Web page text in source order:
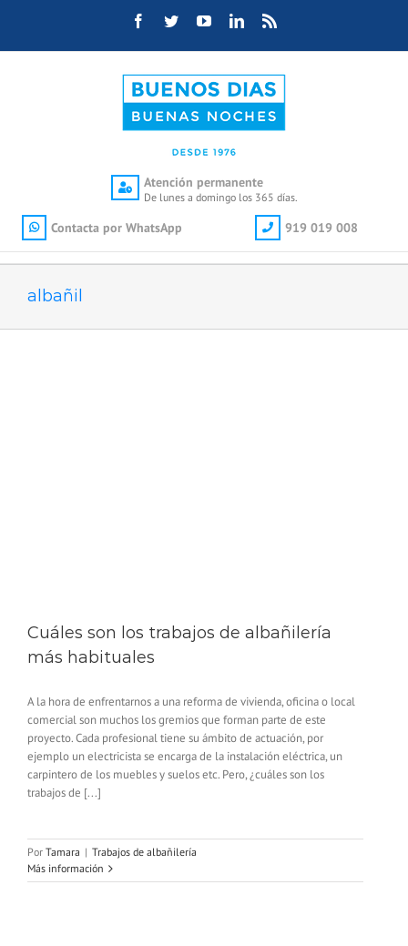
Facebook
TwitterYouTubeLinkedIn
Atención permanente
De lunes a domingo los 365 días.
Contacta por WhatsApp 919 019 008
albañil
Cuáles son los trabajos de albañilería
más habituales
A la hora de enfrentarnos a una reforma de vivienda, oficina o local
comercial son muchos los gremios que forman parte de este
proyecto. Cada profesional tiene su ámbito de actuación, por
ejemplo un electricista se encarga de la instalación eléctrica, un
carpintero de los muebles y suelos etc. Pero, ¿cuáles son los
trabajos de [...]
Por Tamara | Trabajos de albañilería
Más información